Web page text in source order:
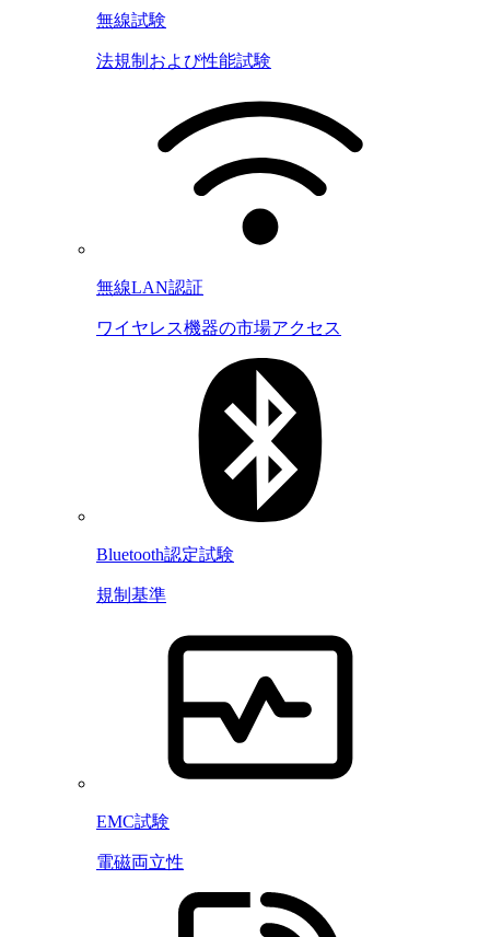
無線試験
法規制および性能試験
無線LAN認証
ワイヤレス機器の市場アクセス
Bluetooth認定試験
規制基準
EMC試験
電磁両立性